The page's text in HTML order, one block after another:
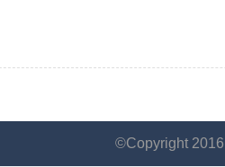
©Copyright